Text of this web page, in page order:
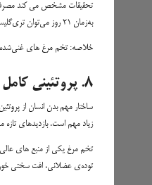
به‌زمان ۲۱ روز می‌توان تری‌گلیسرید را بین ۱۶ تا ۱۸٪ پایین آورد.
خلاصه: تخم مرغ های غنی‌شده با امگا ۳ یا نوع محلی آن دارای مقدار بسیاری اسیدهای چرب امگا ۳ می باشند. مصرف این‌گونه تخم مرغ ها راه
۸. پروتئینی کامل با مقدار ملزوم آمینواسیدها
ساختار مهم بدن انسان از
زیاد مهم است. بازدید‌های
توده‌ی عضلانی، افت سختی